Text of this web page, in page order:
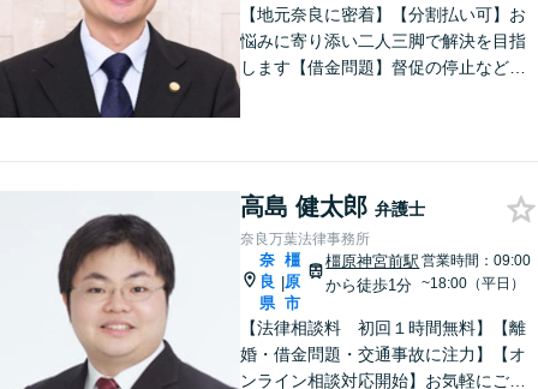
【地元奈良に密着】【分割払い可】お
悩みに寄り添い二人三脚で解決を目指
します【借金問題】督促の停止など迅
高島 健太郎 弁護士
奈良万葉法律事務所
奈
良
県
|
橿
原
市
橿原神宮前駅
から徒歩1分
営業時間：09:00
~18:00（平日）
【法律相談料 初回１時間無料】【離
婚・借金問題・交通事故に注力】【オ
ンライン相談対応開始】お気軽にご相